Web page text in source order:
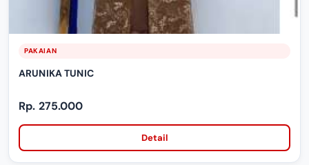
PAKAIAN
ARUNIKA TUNIC
Rp. 275.000
Detail